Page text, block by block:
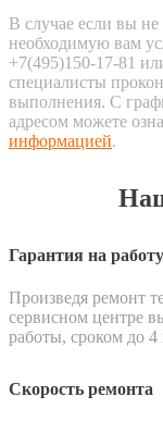
В случае если вы
необходимую вам
+7(495)150-17-81
специалисты
выполнения. С
адресом можете
информацией.
Гарантия на работу
Произведя ремонт
сервисном центре
работы, сроком до 4
Скорость ремонта